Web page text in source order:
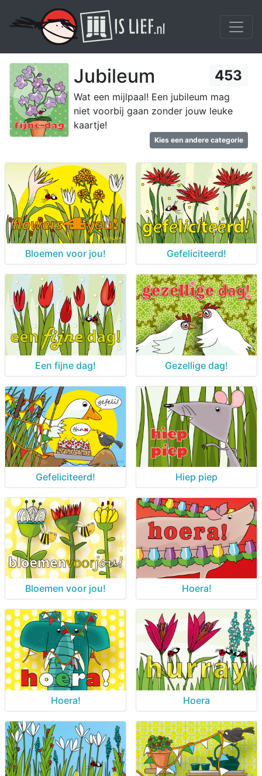
Jubileum 453
Wat een mijlpaal! Een jubileum mag
niet voorbij gaan zonder jouw leuke
kaartje!
Kies een andere categorie
Bloemen voor jou! Gefeliciteerd!
Een fijne dag! Gezellige dag!
Gefeliciteerd! Hiep piep
Bloemen voor jou! Hoera!
Hoera! Hoera